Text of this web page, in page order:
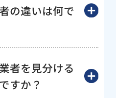
の違いは何で
者を見分ける
すか？